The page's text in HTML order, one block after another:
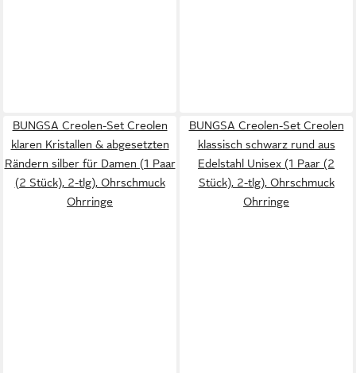
BUNGSA Creolen-Set Creolen
klaren Kristallen & abgesetzten
Rändern silber für Damen (1 Paar
(2 Stück), 2-tlg), Ohrschmuck
Ohrringe
BUNGSA Creolen-Set Creolen
klassisch schwarz rund aus
Edelstahl Unisex (1 Paar (2
Stück), 2-tlg), Ohrschmuck
Ohrringe